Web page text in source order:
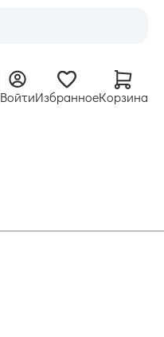
ВойтиИзбранноеКорзина